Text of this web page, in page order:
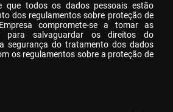
que todos os dados pessoais estão
dos regulamentos sobre proteção de
compromete-se a tomar as
para salvaguardar os direitos do
segurança do tratamento dos dados
os regulamentos sobre a proteção de